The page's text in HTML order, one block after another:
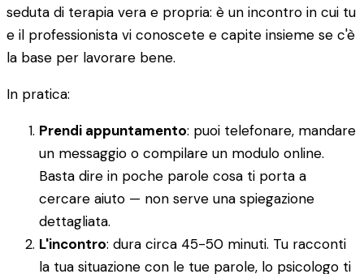
seduta di terapia vera e propria: è un incontro in cui tu
e il professionista vi conoscete e capite insieme se c'è
la base per lavorare bene.
In pratica:
Prendi appuntamento: puoi telefonare, mandare
un messaggio o compilare un modulo online.
Basta dire in poche parole cosa ti porta a
cercare aiuto — non serve una spiegazione
dettagliata.
L'incontro: dura circa 45-50 minuti. Tu racconti
la tua situazione con le tue parole, lo psicologo ti